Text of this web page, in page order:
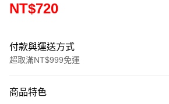
NT$720
付款與運送方式
超取滿NT$999免運
信用卡一次付款
商品特色